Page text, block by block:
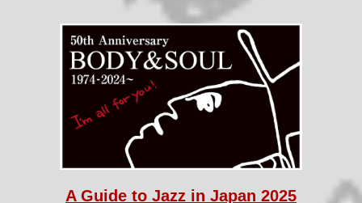
A Guide to Jazz in Japan 2025